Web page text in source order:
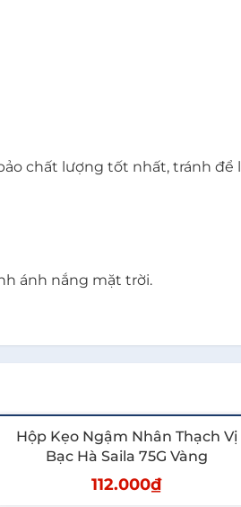
chất lượng tốt nhất, tránh
ánh nắng mặt trời.
Hộp Kẹo Ngậm Nhân Thạch Vị
Bạc Hà Saila 75G Vàng
112.000₫